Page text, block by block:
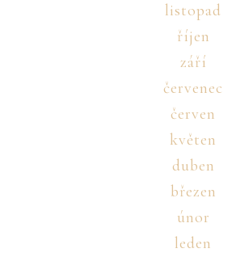
listopad
říjen
září
červenec
červen
květen
duben
březen
únor
leden